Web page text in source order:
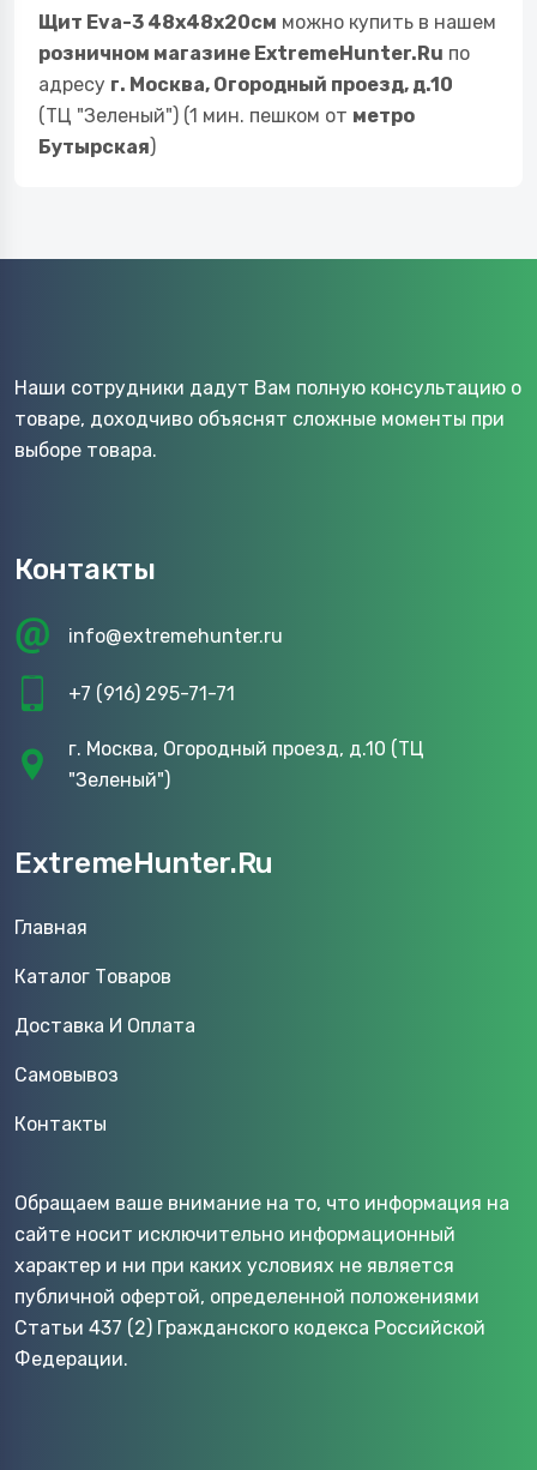
Щит Eva-3 48х48х20см можно купить в нашем
розничном магазине ExtremeHunter.Ru по
адресу г. Москва, Огородный проезд, д.10
(ТЦ "Зеленый") (1 мин. пешком от метро
Бутырская)
Наши сотрудники дадут Вам полную консультацию о
товаре, доходчиво объяснят сложные моменты при
выборе товара.
Контакты
info@extremehunter.ru
+7 (916) 295-71-71
г. Москва, Огородный проезд, д.10 (ТЦ
"Зеленый")
ExtremeHunter.Ru
Главная
Каталог Товаров
Доставка И Оплата
Самовывоз
Контакты
Обращаем ваше внимание на то, что информация на
сайте носит исключительно информационный
характер и ни при каких условиях не является
публичной офертой, определенной положениями
Статьи 437 (2) Гражданского кодекса Российской
Федерации.